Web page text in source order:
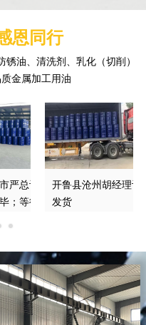
恩同行
油、清洗剂、乳化（切削）
金属加工用油
磨削
严总订购的绿色切削液已经
；等待发车
开鲁县沧州胡经理订
发货